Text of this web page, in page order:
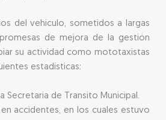
del vehículo, sometidos a largas
de mejora de la gestión
su actividad como mototaxistas
estadísticas:
Secretaria de Transito Municipal.
accidentes, en los cuales estuvo